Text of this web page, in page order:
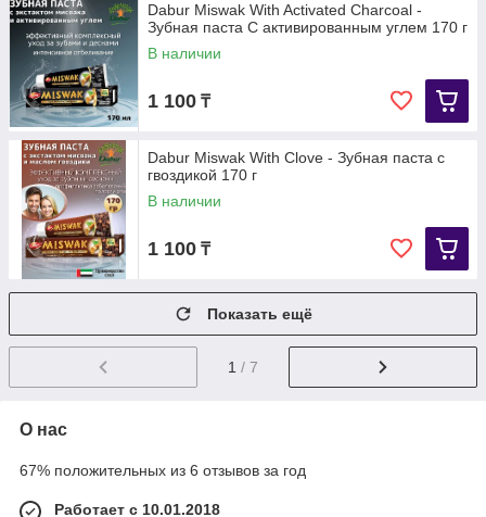
Dabur Miswak With Activated Charcoal -
Зубная паста С активированным углем 170 г
В наличии
1 100 ₸
Dabur Miswak With Clove - Зубная паста c
гвоздикой 170 г
В наличии
1 100 ₸
Показать ещё
1 / 7
О нас
67% положительных из 6 отзывов за год
Работает с 10.01.2018